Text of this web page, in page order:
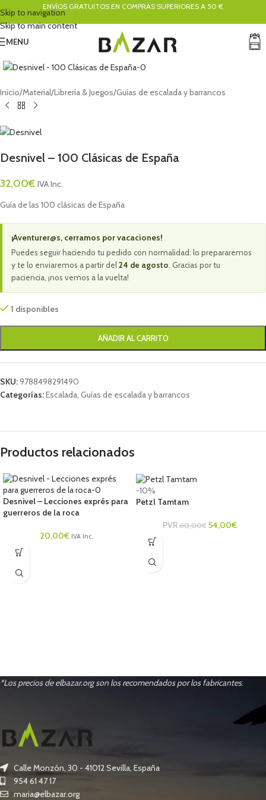
Skip to navigation
Skip to main content
ENVÍOS GRATUITOS EN COMPRAS SUPERIORES A 50 €
MENU
Inicio/Material/Librería & Juegos/Guías de escalada y barrancos
Desnivel – 100 Clásicas de España
32,00€ IVA Inc.
Guía de las 100 clásicas de España
¡Aventurer@s, cerramos por vacaciones!
Puedes seguir haciendo tu pedido con normalidad: lo prepararemos
y te lo enviaremos a partir del24 de agosto . Gracias por tu
paciencia, ¡nos vemos a la vuelta!
1 disponibles
AÑADIR AL CARRITO
SKU:9788498291490
Categorías:Escalada, Guías de escalada y barrancos
Productos relacionados
Desnivel – Lecciones exprés para
guerreros de la roca
20,00€ IVA Inc.
-10%
Petzl Tamtam
PVR 60,00€ 54,00€
*Los precios de elbazar.org son los recomendados por los fabricantes.
Calle Monzón, 30 - 41012 Sevilla, España
954 61 47 17
maria@elbazar.org